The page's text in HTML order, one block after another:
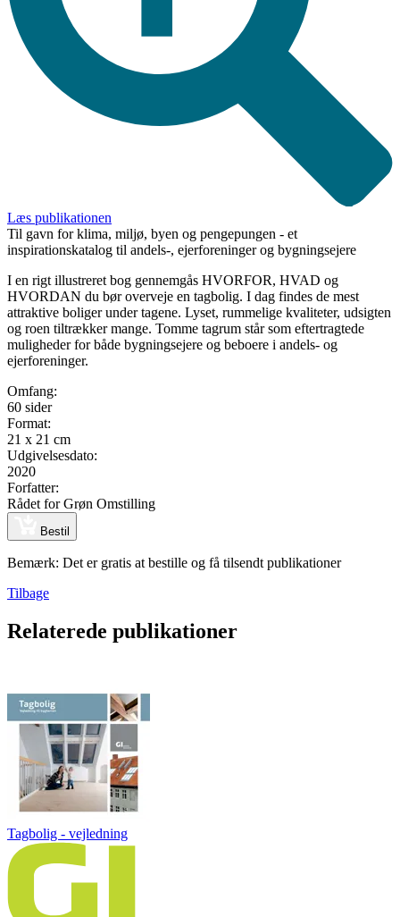
Læs publikationen
Til gavn for klima, miljø, byen og pengepungen - et
inspirationskatalog til andels-, ejerforeninger og bygningsejere
I en rigt illustreret bog gennemgås HVORFOR, HVAD og
HVORDAN du bør overveje en tagbolig. I dag findes de mest
attraktive boliger under tagene. Lyset, rummelige kvaliteter, udsigten
og roen tiltrækker mange. Tomme tagrum står som eftertragtede
muligheder for både bygningsejere og beboere i andels- og
ejerforeninger.
Omfang:
60 sider
Format:
21 x 21 cm
Udgivelsesdato:
2020
Forfatter:
Rådet for Grøn Omstilling
Bestil
Bemærk: Det er gratis at bestille og få tilsendt publikationer
Tilbage
Relaterede publikationer
Tagbolig - vejledning